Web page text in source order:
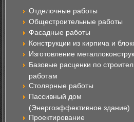
Отделочные работы
Общестроительные работы
Фасадные работы
Конструкции из кирпича и
Изготовление
Базовые расценки по
работам
Столярные работы
Пассивный дом
(Энергоэффективное здание)
Проектирование